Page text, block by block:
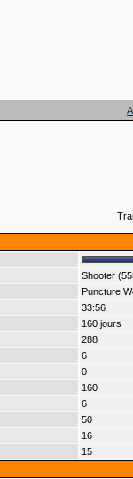
Shooter
Puncture
33:56
160 jours
288
6
0
160
6
50
16
15